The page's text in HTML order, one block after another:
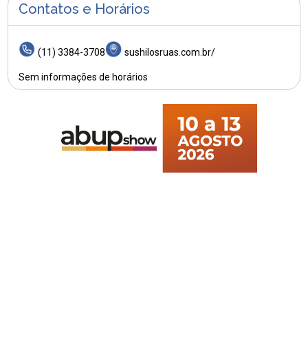
Contatos e Horários
(11) 3384-3708 sushilosruas.com.br/
Sem informações de horários